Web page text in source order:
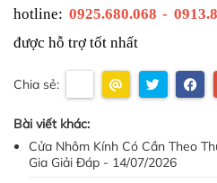
hotline: 0925.680.068 -
được hỗ trợ tốt nhất
Chia sẻ:
Bài viết khác:
Cửa Nhôm Kính Có Cần Theo
Gia Giải Đáp - 14/07/2026